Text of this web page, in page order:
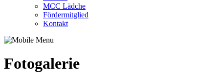
MCC Lädche
Fördermitglied
Kontakt
Fotogalerie